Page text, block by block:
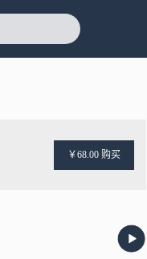
￥68.00 购买